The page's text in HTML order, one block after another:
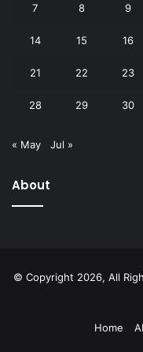
7 8 9
14 15 16
21 22 23
28 29 30
« May Jul »
About
© Copyright 2026, All
Home